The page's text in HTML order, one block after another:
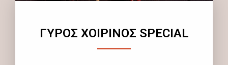
ΓΥΡΟΣ ΧΟΙΡΙΝΟΣ SPECIAL